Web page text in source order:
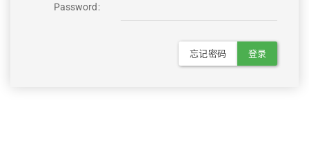
Password:
忘记密码 登录